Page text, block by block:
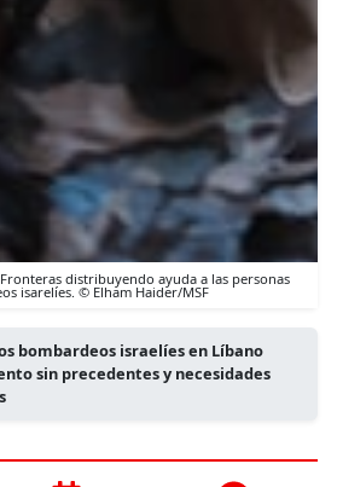
distribuyendo ayuda a las personas
isarelíes. © Elham Haider/MSF
bombardeos israelíes en Líbano
sin precedentes y necesidades